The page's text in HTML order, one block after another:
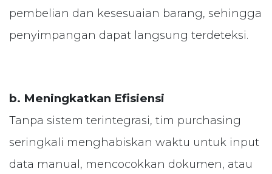
pembelian dan kesesuaian barang, sehingga
penyimpangan dapat langsung terdeteksi.
b. Meningkatkan Efisiensi
Tanpa sistem terintegrasi, tim purchasing
seringkali menghabiskan waktu untuk input
data manual, mencocokkan dokumen, atau